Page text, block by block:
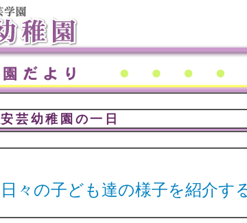
安芸幼稚園の一日
日々の子ども達の様子を紹介す